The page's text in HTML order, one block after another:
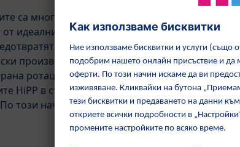
са много взискателни и чувствителни. Те се
идеални условия за оптимално развитие: за
болести и вредители, нашите
производители се придържат към добре
ротация на културите, като засаждат био
HiPP в същото поле само на всеки седем
този начин почвата и растенията остават